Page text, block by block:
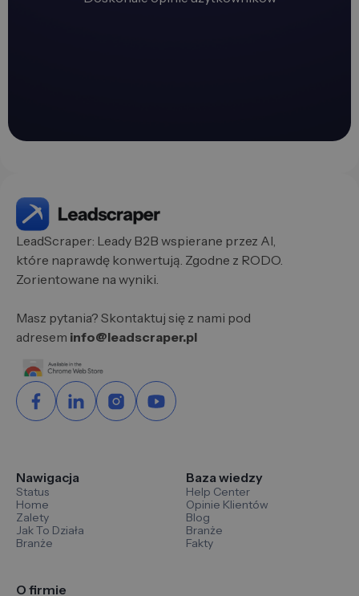
LeadScraper: Leady B2B wspierane przez AI,
które naprawdę konwertują. Zgodne z RODO.
Zorientowane na wyniki.
Masz pytania? Skontaktuj się z nami pod
adresem info@leadscraper.pl
Nawigacja
Status
Home
Zalety
Jak To Działa
Branże
Baza wiedzy
Help Center
Opinie Klientów
Blog
Branże
Fakty
O firmie